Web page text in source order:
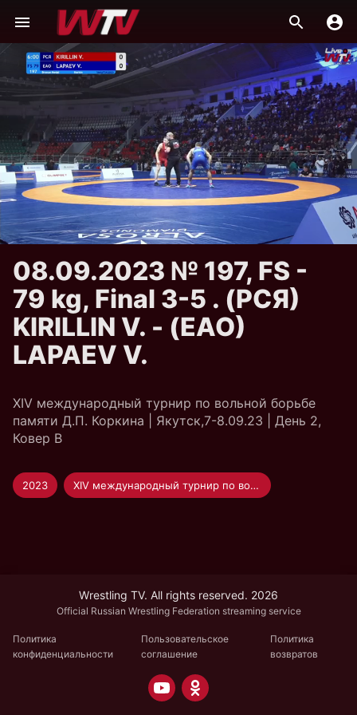
08.09.2023 № 197, FS -
79 kg, Final 3-5 . (РСЯ)
KIRILLIN V. - (ЕАО)
LAPAEV V.
XIV международный турнир по вольной борьбе
памяти Д.П. Коркина | Якутск,7-8.09.23 | День 2,
Ковер B
2023 XIV международный турнир по вольной борьбе памяти Д.П. Коркина
Wrestling TV. All rights reserved. 2026
Official Russian Wrestling Federation streaming service
Политика
конфиденциальности
Пользовательское
соглашение
Политика
возвратов